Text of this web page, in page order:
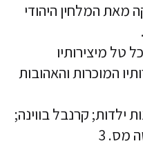
מאת המלחין היהודי
טל מיצירותיו
המוכרות והאהובות
ילדות; קרנבל בווינה;
מס. 3